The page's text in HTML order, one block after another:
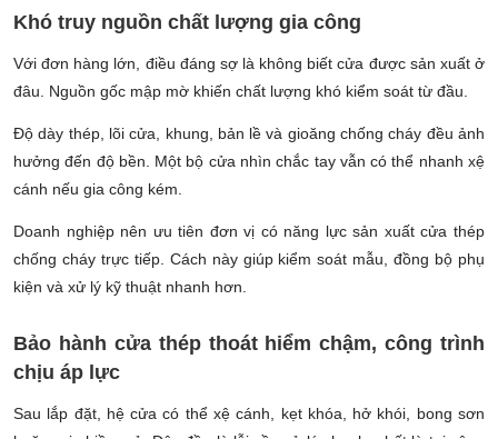
Khó truy nguồn chất lượng gia công
Với đơn hàng lớn, điều đáng sợ là không biết cửa được sản xuất ở
đâu. Nguồn gốc mập mờ khiến chất lượng khó kiểm soát từ đầu.
Độ dày thép, lõi cửa, khung, bản lề và gioăng chống cháy đều ảnh
hưởng đến độ bền. Một bộ cửa nhìn chắc tay vẫn có thể nhanh xệ
cánh nếu gia công kém.
Doanh nghiệp nên ưu tiên đơn vị có năng lực sản xuất cửa thép
chống cháy trực tiếp. Cách này giúp kiểm soát mẫu, đồng bộ phụ
kiện và xử lý kỹ thuật nhanh hơn.
Bảo hành cửa thép thoát hiểm chậm, công trình
chịu áp lực
Sau lắp đặt, hệ cửa có thể xệ cánh, kẹt khóa, hở khói, bong sơn